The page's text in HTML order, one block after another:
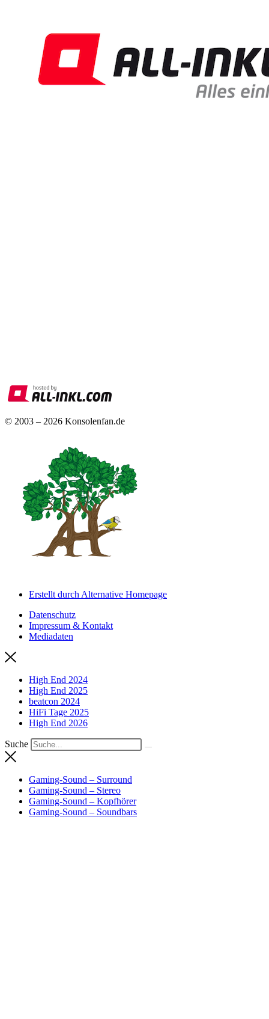
© 2003 – 2026 Konsolenfan.de
Erstellt durch Alternative Homepage
Datenschutz
Impressum & Kontakt
Mediadaten
High End 2024
High End 2025
beatcon 2024
HiFi Tage 2025
High End 2026
Suche
Gaming-Sound – Surround
Gaming-Sound – Stereo
Gaming-Sound – Kopfhörer
Gaming-Sound – Soundbars